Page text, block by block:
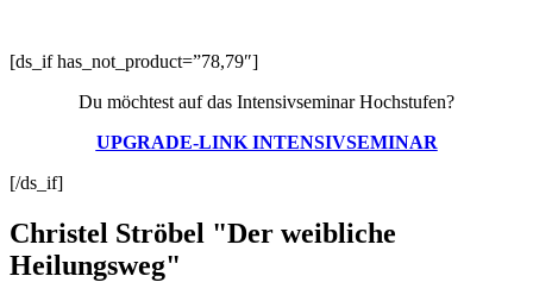
[ds_if has_not_product=”78,79″]
Du möchtest auf das Intensivseminar Hochstufen?
UPGRADE-LINK INTENSIVSEMINAR
[/ds_if]
Christel Ströbel "Der weibliche
Heilungsweg"